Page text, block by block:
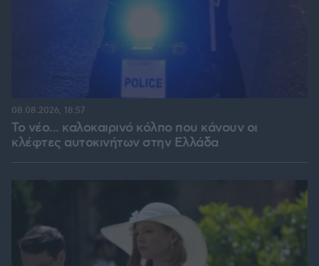
Το νέο... καλοκαιρινό κόλπο που κάνουν οι
κλέφτες αυτοκινήτων στην Ελλάδα
08.08.2026, 18:57